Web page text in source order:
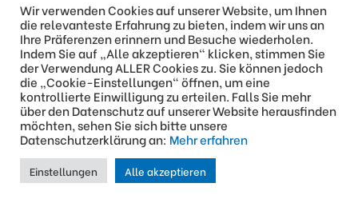
Driver
Wir verwenden Cookies auf unserer Website, um Ihnen
die relevanteste Erfahrung zu bieten, indem wir uns an
Ihre Präferenzen erinnern und Besuche wiederholen.
Indem Sie auf „Alle akzeptieren“ klicken, stimmen Sie
der Verwendung ALLER Cookies zu. Sie können jedoch
die „Cookie-Einstellungen“ öffnen, um eine
kontrollierte Einwilligung zu erteilen. Falls Sie mehr
über den Datenschutz auf unserer Website herausfinden
möchten, sehen Sie sich bitte unsere
Datenschutzerklärung an: Mehr erfahren
Einstellungen Alle akzeptieren